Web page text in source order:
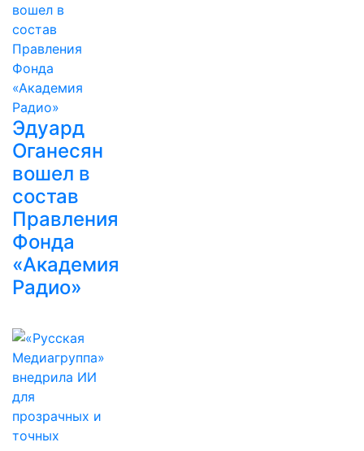
Эдуард
Оганесян
вошел в
состав
Правления
Фонда
«Академия
Радио»